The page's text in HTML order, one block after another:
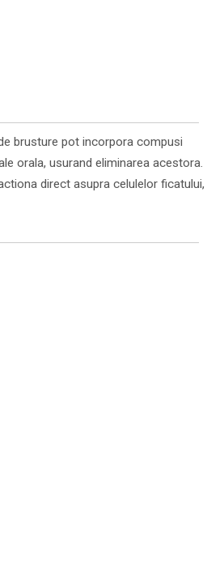
brusture pot incorpora compusi
orala, usurand eliminarea acestora.
direct asupra celulelor ficatului,